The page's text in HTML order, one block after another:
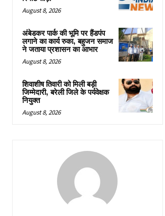
August 8, 2026
अंबेडकर पार्क की भूमि पर हैंडपंप
लगाने का कार्य रुका, बहुजन समाज
ने जताया प्रशासन का आभार
August 8, 2026
शिवाशीष तिवारी को मिली बड़ी
जिम्मेदारी, बरेली जिले के पर्यवेक्षक
नियुक्त
August 8, 2026